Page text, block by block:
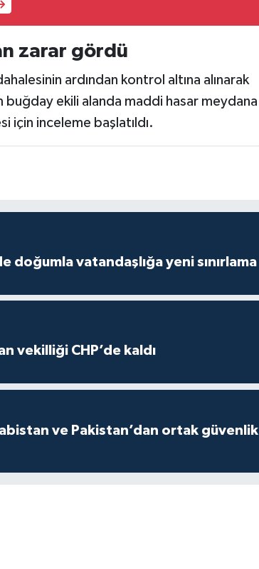
zarar gördü
ardından kontrol altına alınarak
buğday ekili alanda maddi hasar meydana
için inceleme başlatıldı.
doğumla vatandaşlığa yeni sınırlama
vekilliği CHP’de kaldı
ve Pakistan’dan ortak güvenlik